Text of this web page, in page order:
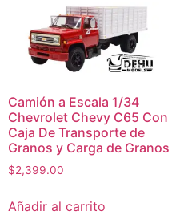
Camión a Escala 1/34
Chevrolet Chevy C65 Con
Caja De Transporte de
Granos y Carga de Granos
$2,399.00
Añadir al carrito